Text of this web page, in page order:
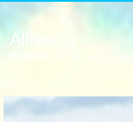
Groups
Cristal Temple
Alliancia
@alliancia